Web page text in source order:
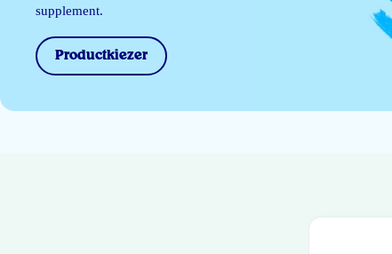
supplement.
Productkiezer